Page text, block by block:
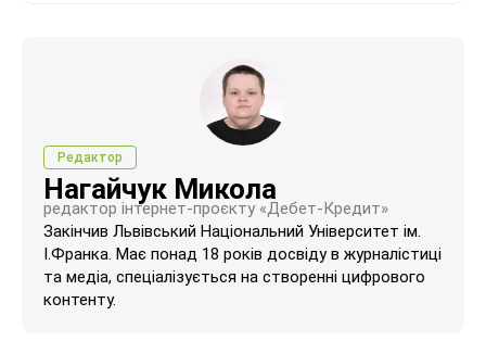
Редактор
Нагайчук Микола
редактор інтернет-проєкту «Дебет-Кредит»
Закінчив Львівський Національний Університет ім.
І.Франка. Має понад 18 років досвіду в журналістиці
та медіа, спеціалізується на створенні цифрового
контенту.